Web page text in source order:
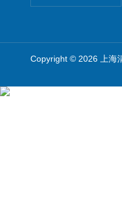
Copyright © 2026 上海